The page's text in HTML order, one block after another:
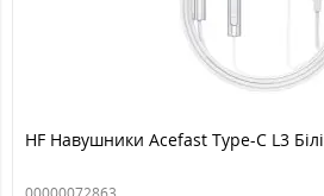
HF Навушники Acefast Type-C L3 Білі